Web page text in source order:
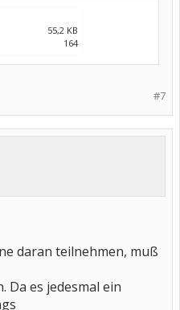
55,2 KB
164
#7
daran teilnehmen, muß
Da es jedesmal ein